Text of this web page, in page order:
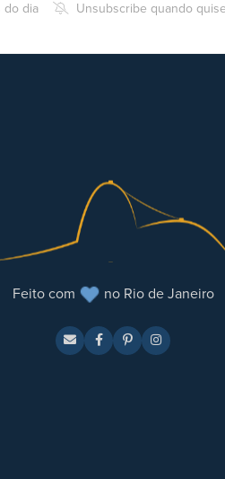
do dia Unsubscribe quando
Feito com no Rio de Janeiro